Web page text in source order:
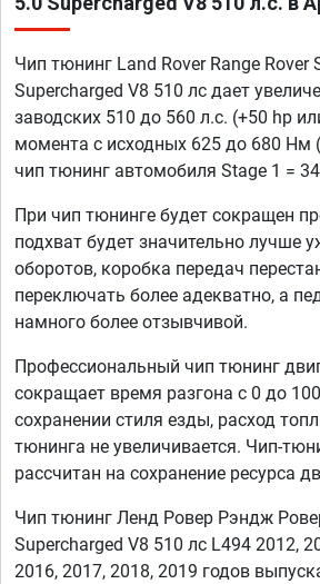
Чип тюнинг Land Rover Range Rover
Supercharged V8 510 лс дает
заводских 510 до 560 л.с. (+50 hp
момента с исходных 625 до 680 Нм
чип тюнинг автомобиля Stage 1 =
При чип тюнинге будет сокращен
подхват будет значительно лучше
оборотов, коробка передач
переключать более адекватно, а
намного более отзывчивой.
Профессиональный чип тюнинг
сокращает время разгона с 0 до
сохранении стиля езды, расход
тюнинга не увеличивается. Чип-
рассчитан на сохранение ресурса
Чип тюнинг Ленд Ровер Рэндж
Supercharged V8 510 лс L494 2012,
2016, 2017, 2018, 2019 годов